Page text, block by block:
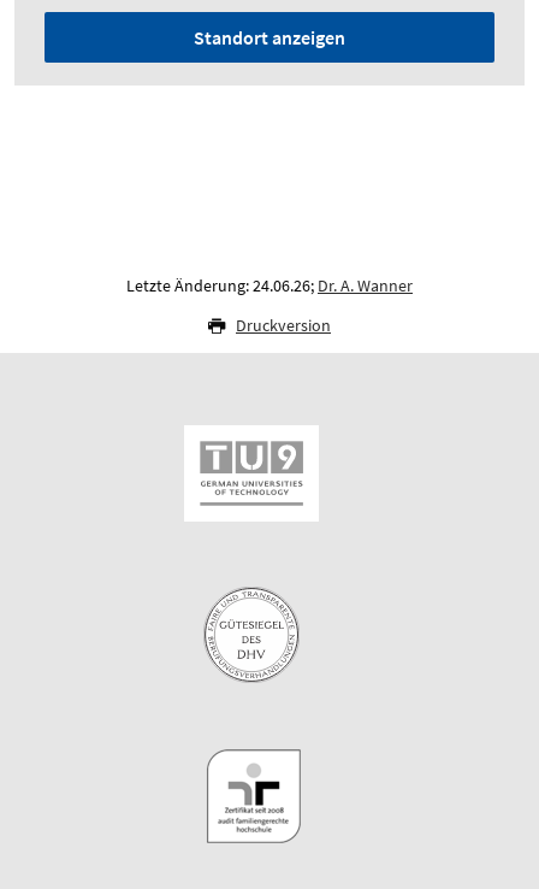
Standort anzeigen
Letzte Änderung: 24.06.26; Dr. A. Wanner
Druckversion